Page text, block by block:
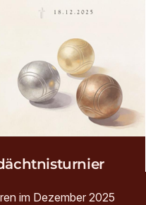
im Dezember 2025